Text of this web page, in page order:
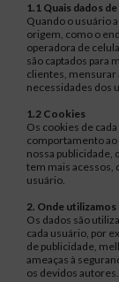
1.1 Quais dados
Quando o usuário
origem, como o
operadora de
são captados para
clientes, mensurar
necessidades dos
1.2 Cookies
Os cookies de
comportamento ao
nossa publicidade,
tem mais acessos,
usuário.
2. Onde
Os dados são
cada usuário, por
de publicidade,
ameaças à
os devidos autores.